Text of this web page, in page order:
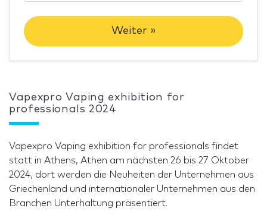
Weiter »
Vapexpro Vaping exhibition for
professionals 2024
Vapexpro Vaping exhibition for professionals findet
statt in Athens, Athen am nächsten 26 bis 27 Oktober
2024, dort werden die Neuheiten der Unternehmen aus
Griechenland und internationaler Unternehmen aus den
Branchen Unterhaltung präsentiert.